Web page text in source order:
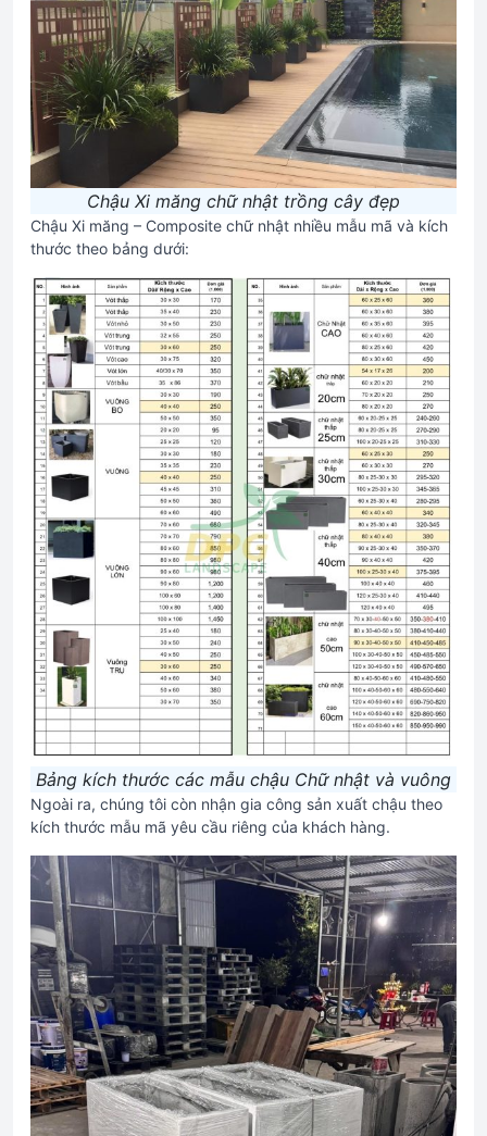
Chậu Xi măng chữ nhật trồng cây đẹp
Chậu Xi măng – Composite chữ nhật nhiều mẫu mã và kích
thước theo bảng dưới:
Bảng kích thước các mẫu chậu Chữ nhật và vuông
Ngoài ra, chúng tôi còn nhận gia công sản xuất chậu theo
kích thước mẫu mã yêu cầu riêng của khách hàng.